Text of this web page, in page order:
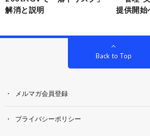
解消と説明
提供開始
Back to Top
メルマガ会員登録
プライバシーポリシー